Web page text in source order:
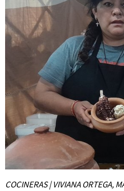
COCINERAS | VIVIANA ORTEGA,